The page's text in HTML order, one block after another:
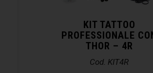
KIT TATTOO
PROFESSIONALE
THOR – 4R
Cod. KIT4R